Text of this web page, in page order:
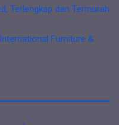
Terlengkap dan Termurah
Furniture &